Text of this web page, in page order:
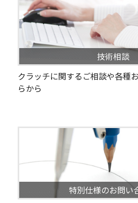
技術相談
クラッチに関するご相談や各種
らから
特別仕様のお問い